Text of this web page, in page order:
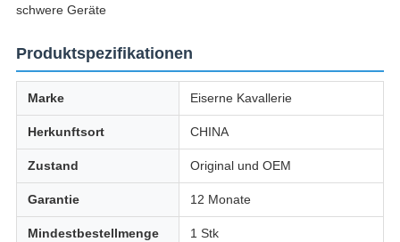
schwere Geräte
Produktspezifikationen
Marke Eiserne Kavallerie
Herkunftsort CHINA
Zustand Original und OEM
Garantie 12 Monate
Mindestbestellmenge 1 Stk